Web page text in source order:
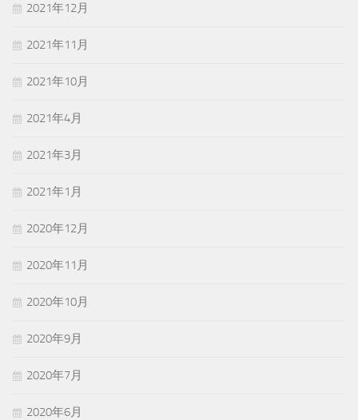
2021年12月
2021年11月
2021年10月
2021年4月
2021年3月
2021年1月
2020年12月
2020年11月
2020年10月
2020年9月
2020年7月
2020年6月